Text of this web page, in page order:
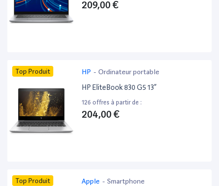
209,00 €
Top Produit HP - Ordinateur portable
HP EliteBook 830 G5 13”
126 offres à partir de :
204,00 €
Top Produit Apple - Smartphone